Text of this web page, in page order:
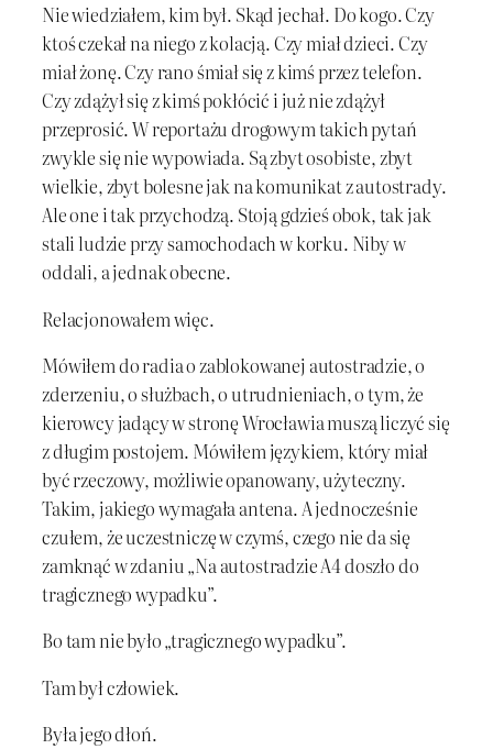
Nie wiedziałem, kim był. Skąd jechał. Do kogo. Czy
ktoś czekał na niego z kolacją. Czy miał dzieci. Czy
miał żonę. Czy rano śmiał się z kimś przez telefon.
Czy zdążył się z kimś pokłócić i już nie zdążył
przeprosić. W reportażu drogowym takich pytań
zwykle się nie wypowiada. Są zbyt osobiste, zbyt
wielkie, zbyt bolesne jak na komunikat z autostrady.
Ale one i tak przychodzą. Stoją gdzieś obok, tak jak
stali ludzie przy samochodach w korku. Niby w
oddali, a jednak obecne.
Relacjonowałem więc.
Mówiłem do radia o zablokowanej autostradzie, o
zderzeniu, o służbach, o utrudnieniach, o tym, że
kierowcy jadący w stronę Wrocławia muszą liczyć się
z długim postojem. Mówiłem językiem, który miał
być rzeczowy, możliwie opanowany, użyteczny.
Takim, jakiego wymagała antena. A jednocześnie
czułem, że uczestniczę w czymś, czego nie da się
zamknąć w zdaniu „Na autostradzie A4 doszło do
tragicznego wypadku”.
Bo tam nie było „tragicznego wypadku”.
Tam był człowiek.
Była jego dłoń.